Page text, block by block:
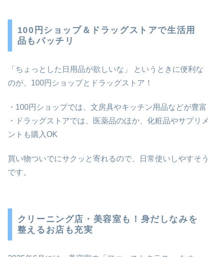
100円ショップ＆ドラッグストアで生活用
品もバッチリ
「ちょっとした日用品が欲しいな」 というときに便利な
のが、100円ショップとドラッグストア！
・100円ショップでは、文房具やキッチン用品などが豊富
・ドラッグストアでは、医薬品のほか、化粧品やサプリメ
ントも購入OK
買い物ついでにサクッと寄れるので、日常使いしやすそう
です。
クリーニング店・美容室も！身だしなみを
整えるお店も充実